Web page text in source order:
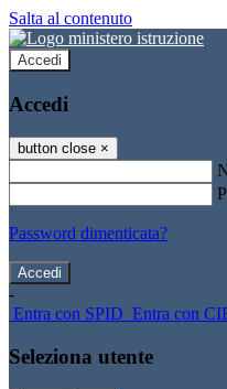
Salta al contenuto
Accedi
Accedi
button close ×
Password dimenticata?
-
Entra con SPID Entra con
Seleziona utente